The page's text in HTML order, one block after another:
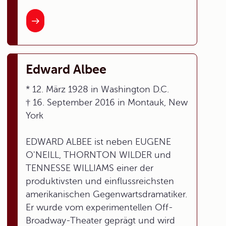
Edward Albee
* 12. März 1928 in Washington D.C.
† 16. September 2016 in Montauk, New
York
EDWARD ALBEE ist neben EUGENE
O'NEILL, THORNTON WILDER und
TENNESSE WILLIAMS einer der
produktivsten und einflussreichsten
amerikanischen Gegenwartsdramatiker.
Er wurde vom experimentellen Off-
Broadway-Theater geprägt und wird